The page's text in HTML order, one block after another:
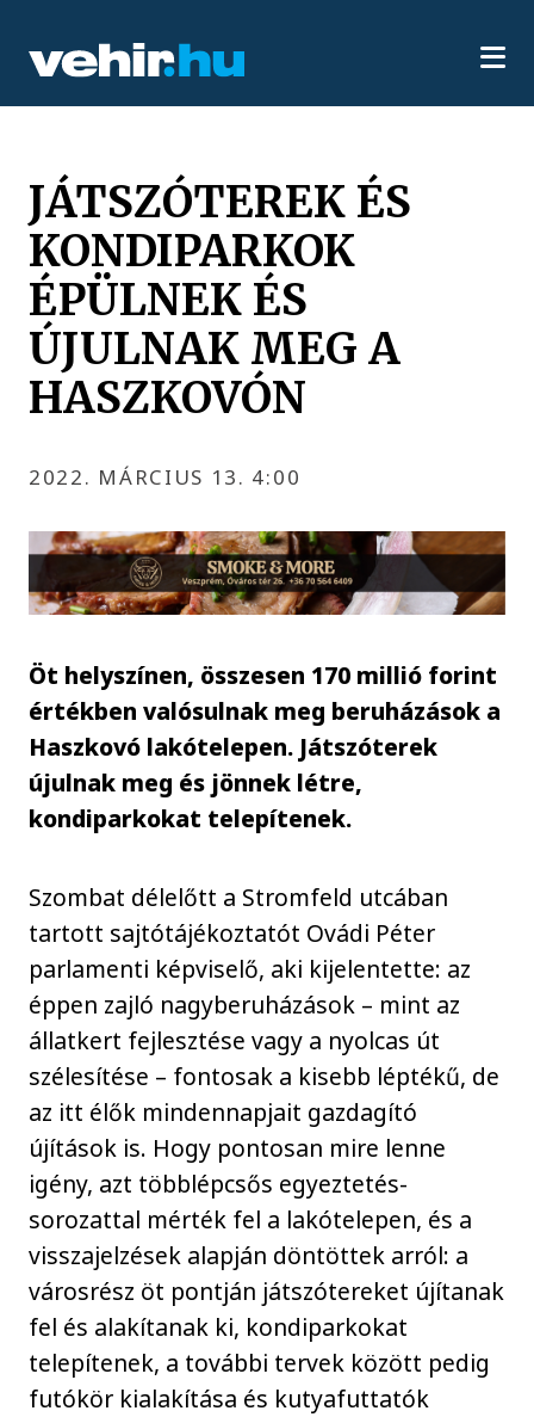
JÁTSZÓTEREK ÉS
KONDIPARKOK
ÉPÜLNEK ÉS
ÚJULNAK MEG A
HASZKOVÓN
2022. MÁRCIUS 13. 4:00
Öt helyszínen, összesen 170 millió forint
értékben valósulnak meg beruházások a
Haszkovó lakótelepen. Játszóterek
újulnak meg és jönnek létre,
kondiparkokat telepítenek.
Szombat délelőtt a Stromfeld utcában
tartott sajtótájékoztatót Ovádi Péter
parlamenti képviselő, aki kijelentette: az
éppen zajló nagyberuházások – mint az
állatkert fejlesztése vagy a nyolcas út
szélesítése – fontosak a kisebb léptékű, de
az itt élők mindennapjait gazdagító
újítások is. Hogy pontosan mire lenne
igény, azt többlépcsős egyeztetés-
sorozattal mérték fel a lakótelepen, és a
visszajelzések alapján döntöttek arról: a
városrész öt pontján játszótereket újítanak
fel és alakítanak ki, kondiparkokat
telepítenek, a további tervek között pedig
futókör kialakítása és kutyafuttatók